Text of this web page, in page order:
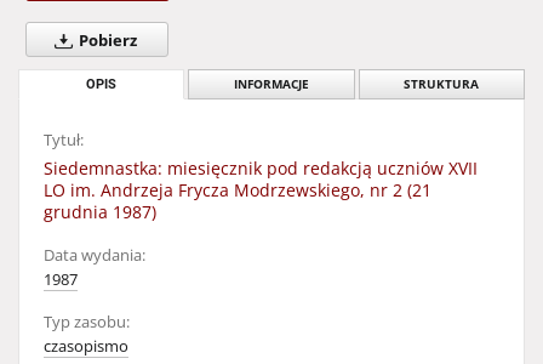
Pobierz
OPIS INFORMACJE STRUKTURA
Tytuł:
Siedemnastka: miesięcznik pod redakcją uczniów XVII
LO im. Andrzeja Frycza Modrzewskiego, nr 2 (21
grudnia 1987)
Data wydania:
1987
Typ zasobu:
czasopismo